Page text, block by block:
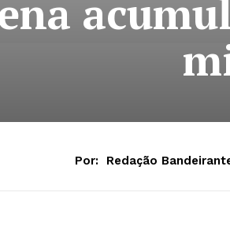
Por: Redação